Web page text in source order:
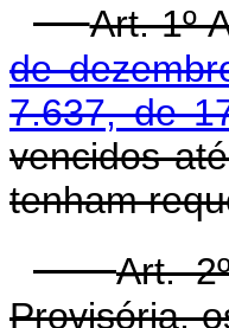
Art. 1º
de
7.637, de
vencidos
tenham
Art.
Provisória,